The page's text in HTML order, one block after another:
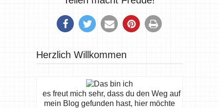
Herzlich Willkommen
es freut mich sehr, dass du den Weg auf
mein Blog gefunden hast, hier möchte